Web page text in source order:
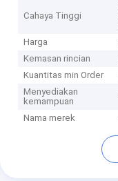
Cahaya Tinggi
Harga
Kemasan rincian
Kuantitas min Order
Menyediakan
kemampuan
Nama merek